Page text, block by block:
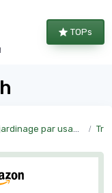
TOPs
par usage